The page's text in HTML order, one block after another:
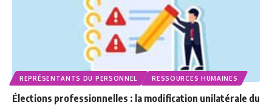
REPRÉSENTANTS DU PERSONNEL RESSOURCES HUMAINES
Élections professionnelles : la modification unilatérale du